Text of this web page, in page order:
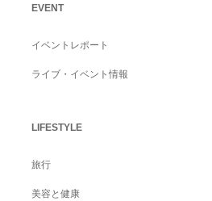
EVENT
イベントレポート
ライブ・イベント情報
LIFESTYLE
旅行
美容と健康